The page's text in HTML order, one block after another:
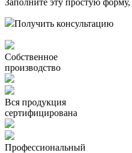
Получить консультацию
Собственное
производство
Вся продукция
сертифицирована
Профессиональный